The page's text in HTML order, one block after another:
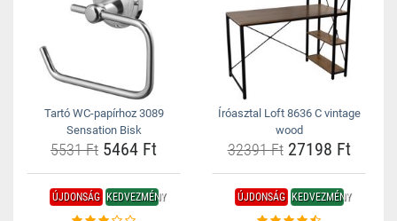
Tartó WC-papírhoz 3089
Sensation Bisk
5531 Ft 5464 Ft
Íróasztal Loft 8636 C vintage
wood
32391 Ft27198 Ft
ÚJDONSÁG KEDVEZMÉNY ÚJDONSÁG KEDVEZMÉNY